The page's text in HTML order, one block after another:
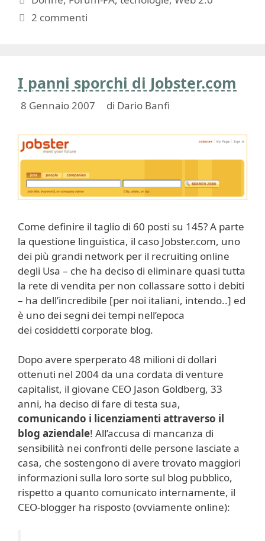
2 commenti
I panni sporchi di Jobster.com
8 Gennaio 2007 di Dario Banfi
Come definire il taglio di 60 posti su 145? A parte
la questione linguistica, il caso Jobster.com, uno
dei più grandi network per il recruiting online
degli Usa – che ha deciso di eliminare quasi tutta
la rete di vendita per non collassare sotto i debiti
– ha dell’incredibile [per noi italiani, intendo..] ed
è uno dei segni dei tempi nell’epoca
dei cosiddetti corporate blog.
Dopo avere sperperato 48 milioni di dollari
ottenuti nel 2004 da una cordata di venture
capitalist, il giovane CEO Jason Goldberg, 33
anni, ha deciso di fare di testa sua,
comunicando i licenziamenti attraverso il
blog aziendale! All’accusa di mancanza di
sensibilità nei confronti delle persone lasciate a
casa, che sostengono di avere trovato maggiori
informazioni sulla loro sorte sul blog pubblico,
rispetto a quanto comunicato internamente, il
CEO-blogger ha risposto (ovviamente online):